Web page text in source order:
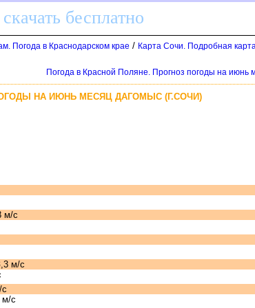
бесплатно
Погода в Краснодарском крае / Карта Сочи. Подробная
Погода в Красной Поляне. Прогноз погоды на июнь
НА ИЮНЬ МЕСЯЦ ДАГОМЫС (Г.СОЧИ)
м/с
м/с
м/с